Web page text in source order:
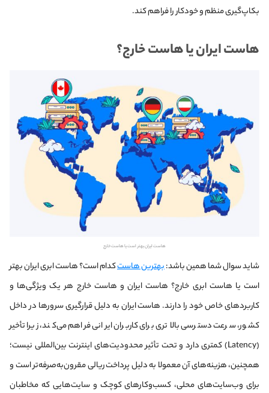
بکاپ‌گیری منظم و خودکار را فراهم کند.
هاست ایران یا هاست خارج؟
هاست ایران بهتر است یا هاست خارج
شاید سوال شما همین باشد:بهترین هاستکدام است؟ هاست ابری ایران بهتر
است یا هاست ابری خارج؟ هاست ایران و هاست خارج هر یک ویژگی‌ها و
کاربردهای خاص خود را دارند. هاست ایران به دلیل قرارگیری سرورها در داخل
کشور، سرعت دسترسی بالاتری برای کاربران ایرانی فراهم می‌کند، زیرا تأخیر
(Latency) کمتری دارد و تحت تأثیر محدودیت‌های اینترنت بین‌المللی نیست؛
همچنین، هزینه‌های آن معمولا به دلیل پرداخت ریالی مقرون‌به‌صرفه‌تر است و
برای وب‌سایت‌های محلی، کسب‌وکارهای کوچک و سایت‌هایی که مخاطبان